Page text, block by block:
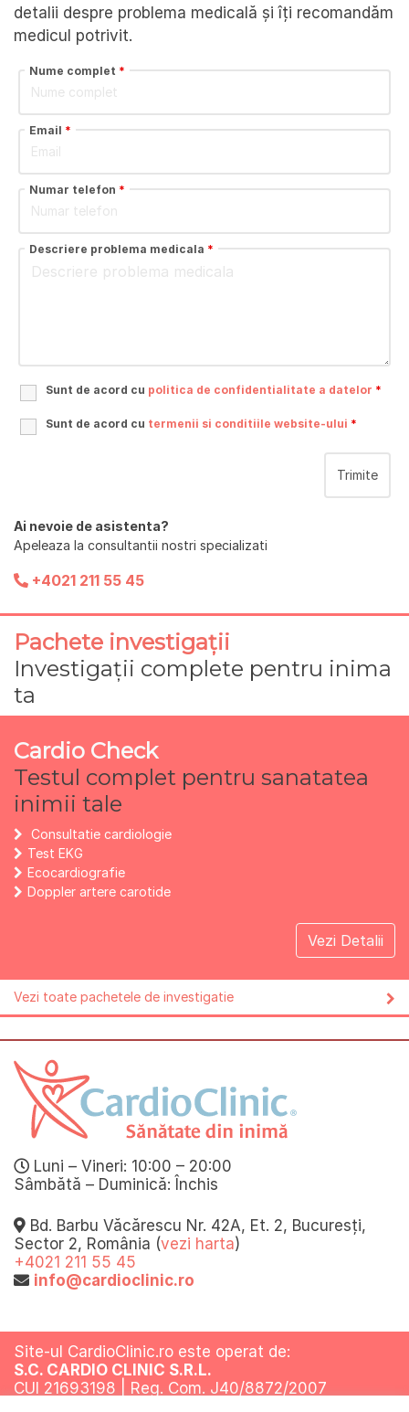
detalii despre problema medicală și îți recomandăm
medicul potrivit.
Nume complet *
Email *
Numar telefon *
Descriere problema medicala *
Sunt de acord cu politica de confidentialitate a datelor *
Sunt de acord cu termenii si conditiile website-ului *
Ai nevoie de asistenta?
Apeleaza la consultantii nostri specializati
+4021 211 55 45
Pachete investigații
Investigații complete pentru inima
ta
Cardio Check
Testul complet pentru sanatatea
inimii tale
Consultatie cardiologie
Test EKG
Ecocardiografie
Doppler artere carotide
Vezi Detalii
Vezi toate pachetele de investigatie
Luni – Vineri: 10:00 – 20:00
Sâmbătă – Duminică: Închis
Bd. Barbu Văcărescu Nr. 42A, Et. 2, Bucuresți,
Sector 2, România (vezi harta)
+4021 211 55 45
info@cardioclinic.ro
Site-ul CardioClinic.ro este operat de:
S.C. CARDIO CLINIC S.R.L.
CUI 21693198 | Reg. Com. J40/8872/2007